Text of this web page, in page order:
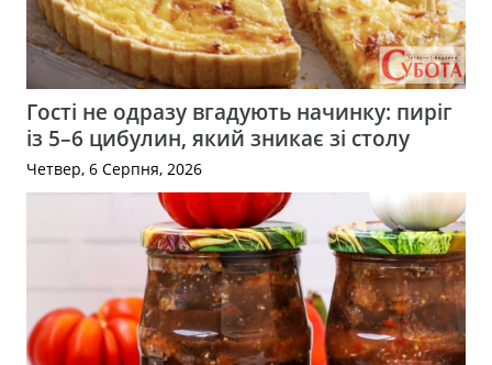
Гості не одразу вгадують начинку: пиріг
із 5–6 цибулин, який зникає зі столу
Четвер, 6 Серпня, 2026